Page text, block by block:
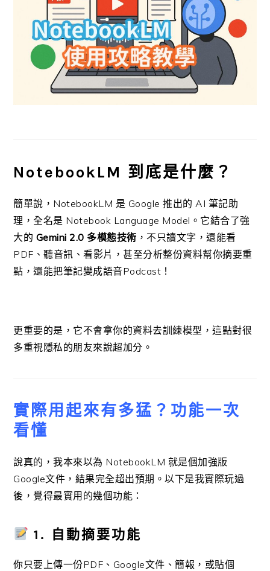
NotebookLM 到底是什麼？
簡單說，NotebookLM 是 Google 推出的 AI 筆記助
理，全名是 Notebook Language Model。它結合了強
大的 Gemini 2.0 多模態技術 ，不只讀文字，還能看
PDF、聽音訊、看影片，甚至分析整份資料幫你摘要重
點，還能把筆記變成語音Podcast！
更重要的是，它不會拿你的資料去訓練模型，這點對很
多重視隱私的朋友來說超加分。
實際用起來有多猛？功能一次
看懂
說真的，我本來以為 NotebookLM 就是個加強版
Google文件，結果完全超出預期。以下是我實際玩過
後，覺得最實用的幾個功能：
1. 自動摘要功能
你只要上傳一份PDF、Google文件、簡報，或貼個